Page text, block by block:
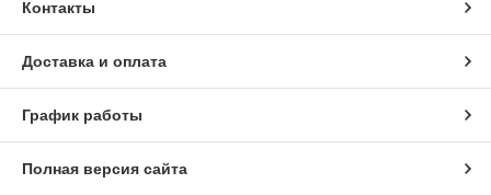
Контакты
Доставка и оплата
График работы
Полная версия сайта